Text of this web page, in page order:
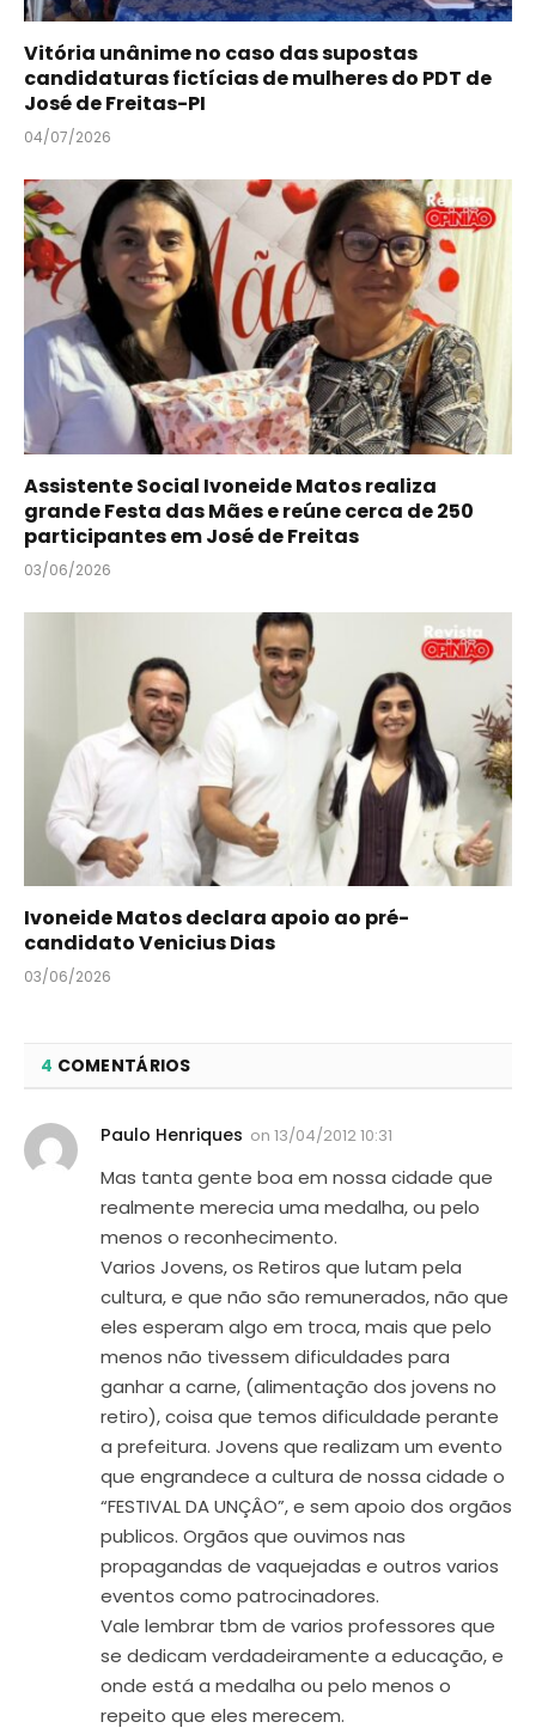
Vitória unânime no caso das supostas
candidaturas fictícias de mulheres do PDT de
José de Freitas-PI
04/07/2026
Assistente Social Ivoneide Matos realiza
grande Festa das Mães e reúne cerca de 250
participantes em José de Freitas
03/06/2026
Ivoneide Matos declara apoio ao pré-
candidato Venicius Dias
03/06/2026
4 COMENTÁRIOS
Paulo Henriques on 13/04/2012 10:31
Mas tanta gente boa em nossa cidade que
realmente merecia uma medalha, ou pelo
menos o reconhecimento.
Varios Jovens, os Retiros que lutam pela
cultura, e que não são remunerados, não que
eles esperam algo em troca, mais que pelo
menos não tivessem dificuldades para
ganhar a carne, (alimentação dos jovens no
retiro), coisa que temos dificuldade perante
a prefeitura. Jovens que realizam um evento
que engrandece a cultura de nossa cidade o
“FESTIVAL DA UNÇÂO”, e sem apoio dos orgãos
publicos. Orgãos que ouvimos nas
propagandas de vaquejadas e outros varios
eventos como patrocinadores.
Vale lembrar tbm de varios professores que
se dedicam verdadeiramente a educação, e
onde está a medalha ou pelo menos o
repeito que eles merecem.